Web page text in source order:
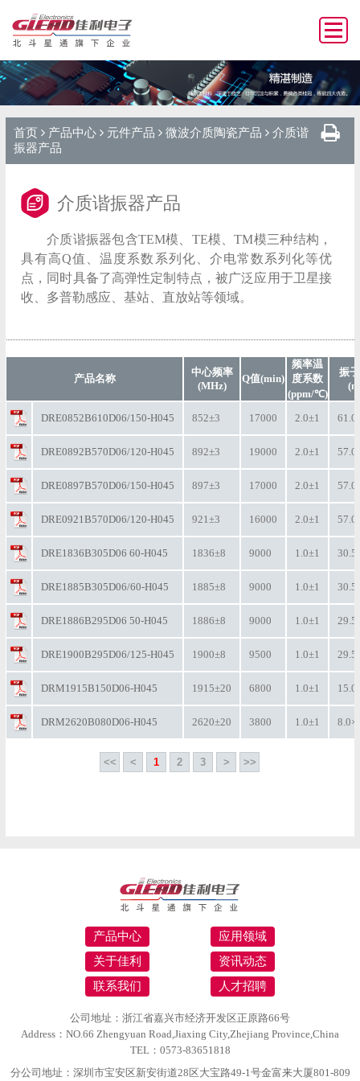
首页 产品中心 元件产品 微波介质陶瓷产品
介质谐
振器产品
介质谐振器产品
介质谐振器包含TEM模、TE模、TM模三种结构，
具有高Q值、温度系数系列化、介电常数系列化等优
点，同时具备了高弹性定制特点，被广泛应用于卫星接
收、多普勒感应、基站、直放站等领域。
产品名称
中心频率
(MHz)
Q值(min)
频率温
度系数
(ppm/℃)
振
DRE0852B610D06/150-H045 852±3 17000 2.0±1
DRE0892B570D06/120-H045 892±3 19000 2.0±1
DRE0897B570D06/150-H045 897±3 17000 2.0±1
DRE0921B570D06/120-H045 921±3 16000 2.0±1
DRE1836B305D06 60-H045 1836±8 9000 1.0±1
DRE1885B305D06/60-H045 1885±8 9000 1.0±1
DRE1886B295D06 50-H045 1886±8 9000 1.0±1
DRE1900B295D06/125-H045 1900±8 9500 1.0±1
DRM1915B150D06-H045 1915±20 6800 1.0±1
DRM2620B080D06-H045 2620±20 3800 1.0±1
<< < 1 2 3 > >>
产品中心
应用领域
关于佳利
资讯动态
联系我们
人才招聘
公司地址：浙江省嘉兴市经济开发区正原路66号
Address：NO.66 Zhengyuan Road,Jiaxing City,Zhejiang Province,China
TEL：0573-83651818
分公司地址：深圳市宝安区新安街道28区大宝路49-1号金富来大厦801-809